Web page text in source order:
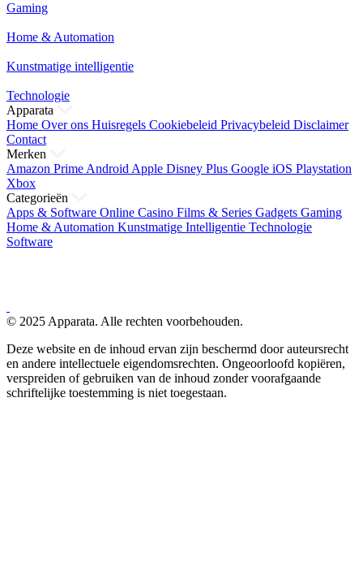
Gaming
Home & Automation
Kunstmatige intelligentie
Technologie
Apparata
Home Over ons Huisregels Cookiebeleid Privacybeleid Disclaimer
Contact
Merken
Amazon Prime Android Apple Disney Plus Google iOS Playstation
Xbox
Categorieën
Apps & Software Online Casino Films & Series Gadgets Gaming
Home & Automation Kunstmatige Intelligentie Technologie
Software
© 2025 Apparata. Alle rechten voorbehouden.
Deze website en de inhoud ervan zijn beschermd door auteursrecht
en andere intellectuele eigendomsrechten. Ongeoorloofd kopiëren,
verspreiden of gebruiken van de inhoud zonder voorafgaande
schriftelijke toestemming is niet toegestaan.